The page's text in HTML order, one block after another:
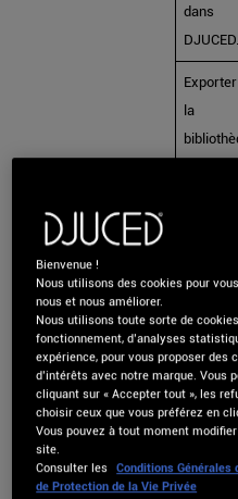
dans
DJUCED.
Exporter
la
XML
x.
*Nécessite
Bienvenue !
Nous utilisons des cookies pour
nous et nous améliorer.
Nous utilisons toute sorte de
fonctionnement, d’analyses
expérience, pour vous proposer des
d’intérêts avec notre marque. Vous
cliquant sur « Accepter tout », les
choisir ceux que vous préférez en
Vous pouvez à tout moment
site.
Consulter les Conditions Générales
de Protection de la Vie Privée